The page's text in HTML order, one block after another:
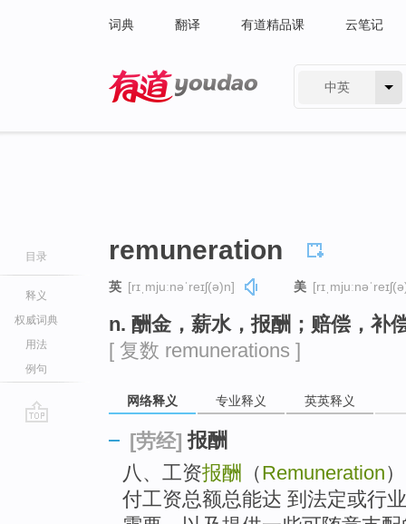
词典 翻译 有道精品课 云笔记
中英
目录
释义
权威词典
用法
例句
remuneration
英 [rɪˌmjuːnəˈreɪʃ(ə)n] 美
n. 酬金，薪水，报酬；赔偿，补
[ 复数 remunerations ]
网络释义 专业释义 英英释义
[劳经] 报酬
八、工资报酬 （Remuneration
付工资总额总能达 到法定或行